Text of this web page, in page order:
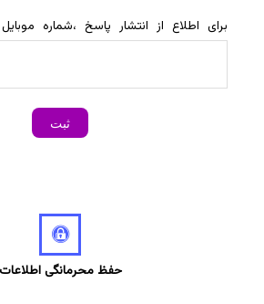
برای اطلاع از انتشار پاسخ ،شماره
حفظ محرمانگی اطلاعات